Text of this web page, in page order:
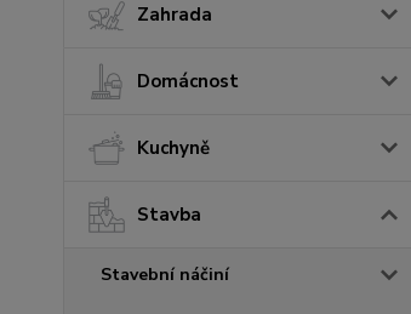
Zahrada
Domácnost
Kuchyně
Stavba
Stavební náčiní